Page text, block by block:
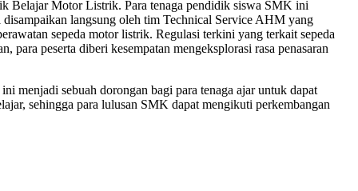
Belajar Motor Listrik. Para tenaga pendidik siswa SMK ini
langsung oleh tim Technical Service AHM yang
sepeda motor listrik. Regulasi terkini yang terkait sepeda
peserta diberi kesempatan mengeksplorasi rasa penasaran
menjadi sebuah dorongan bagi para tenaga ajar untuk dapat
sehingga para lulusan SMK dapat mengikuti perkembangan